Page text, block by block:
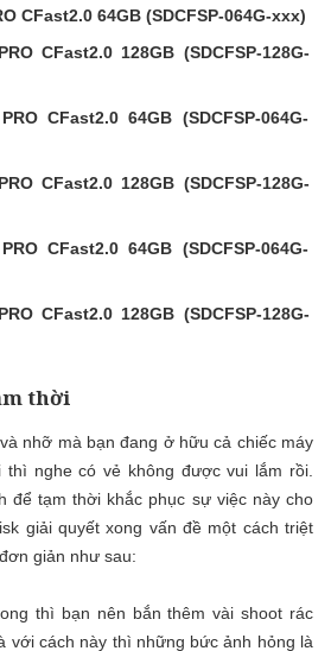
CFast2.0 64GB (SDCFSP-064G-xxx)
CFast2.0 128GB (SDCFSP-128G-
CFast2.0 64GB (SDCFSP-064G-
CFast2.0 128GB (SDCFSP-128G-
CFast2.0 64GB (SDCFSP-064G-
CFast2.0 128GB (SDCFSP-128G-
thời
nhỡ mà bạn đang ở hữu cả chiếc máy
nghe có vẻ không được vui lắm rồi.
để tạm thời khắc phục sự việc này cho
giải quyết xong vấn đề một cách triệt
giản như sau:
thì bạn nên bắn thêm vài shoot rác
với cách này thì những bức ảnh hỏng là